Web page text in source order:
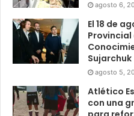
agosto 6,
El 18 de
Provincial
Sujarchuk
agosto 5,
Atlético
con una